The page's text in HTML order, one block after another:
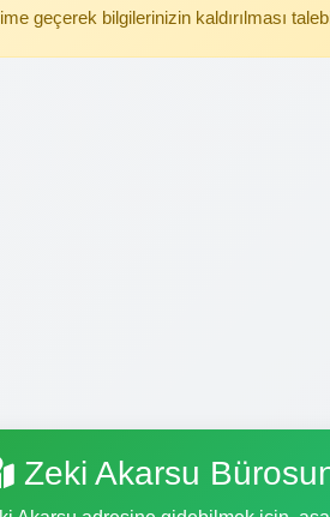
geçerek bilgilerinizin kaldırılması
Zeki Akarsu